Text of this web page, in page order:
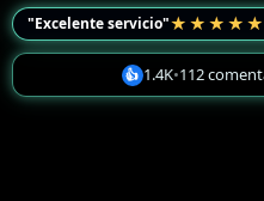
"Excelente servicio"★★★★★
👍 1.4K•112